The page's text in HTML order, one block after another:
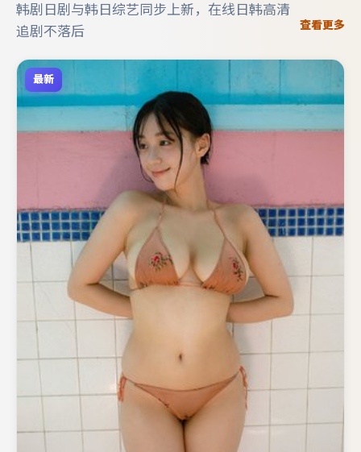
韩剧日剧与韩日综艺同步上新，在线日韩高清
追剧不落后
查看更多
最新